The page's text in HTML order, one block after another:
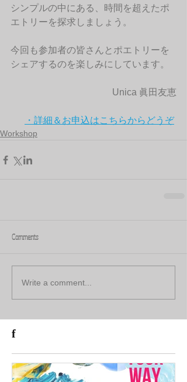
シンプルの中にある、時間を超えたポ
エトリーを探求しましょう。
今回も参加者の皆さんとポエトリーを
シェアするのを楽しみにしています。
Unica 眞田友恵
・詳細＆お申込はこちらからどうぞ
Workshop
Comments
Write a comment...
f